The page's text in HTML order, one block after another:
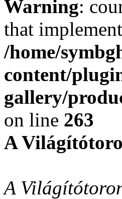
Warning:
that
/home/
content/
gallery/
on line 263
A
A